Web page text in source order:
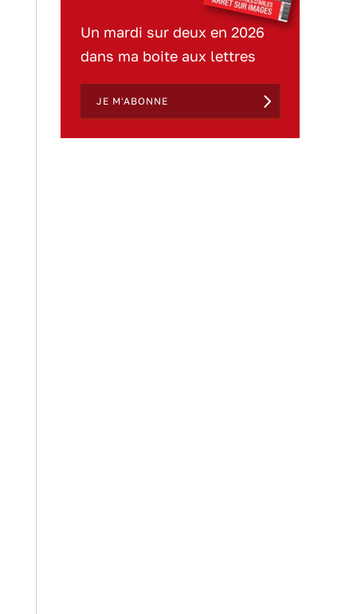
Un mardi sur deux en 2026
dans ma boite aux lettres
JE M'ABONNE